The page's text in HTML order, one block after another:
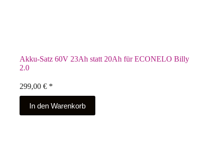
Akku-Satz 60V 23Ah statt 20Ah für ECONELO Billy
2.0
299,00 € *
In den Warenkorb